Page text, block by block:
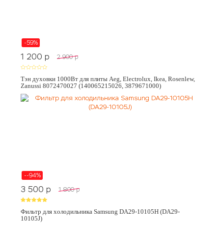
-59%
1 200 p 2 900 p
Тэн духовки 1000Вт для плиты Aeg, Electrolux, Ikea, Rosenlew,
Zanussi 8072470027 (140065215026, 3879671000)
--94%
3 500 p 1 800 p
Фильтр для холодильника Samsung DA29-10105H (DA29-
10105J)